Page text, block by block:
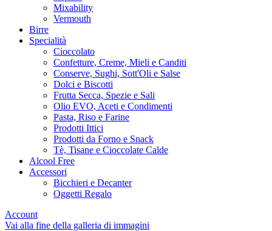
Mixability
Vermouth
Birre
Specialità
Cioccolato
Confetture, Creme, Mieli e Canditi
Conserve, Sughi, Sott'Oli e Salse
Dolci e Biscotti
Frutta Secca, Spezie e Sali
Olio EVO, Aceti e Condimenti
Pasta, Riso e Farine
Prodotti Ittici
Prodotti da Forno e Snack
Tè, Tisane e Cioccolate Calde
Alcool Free
Accessori
Bicchieri e Decanter
Oggetti Regalo
Account
Vai alla fine della galleria di immagini